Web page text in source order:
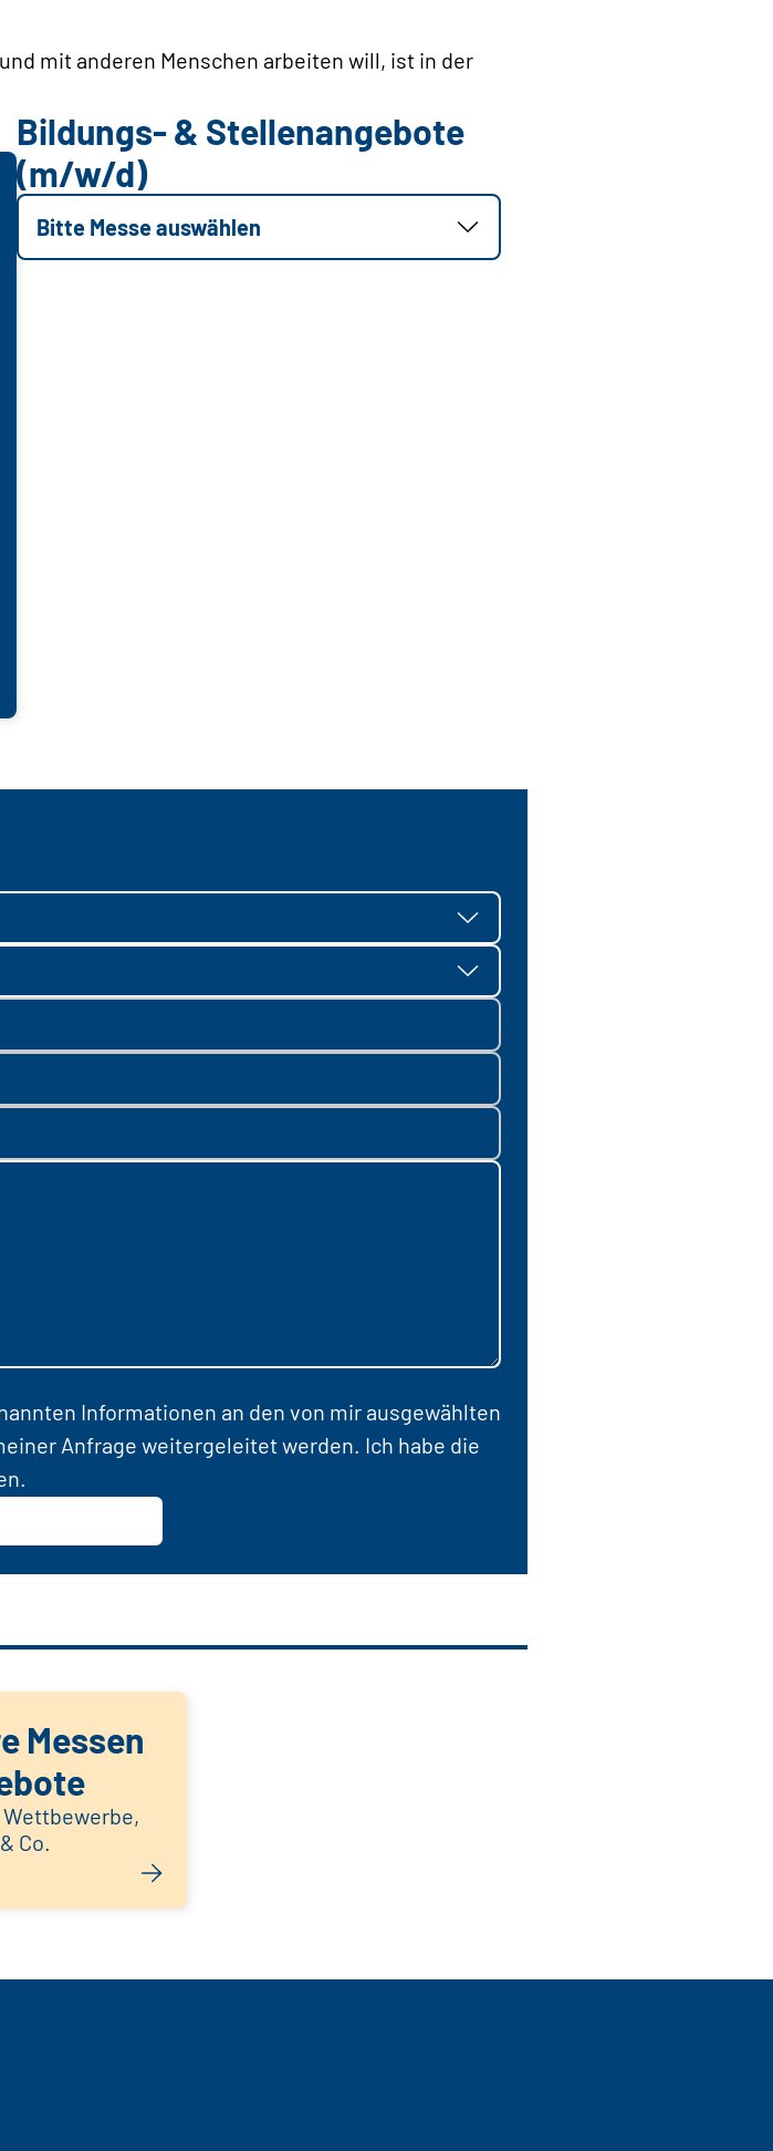
mit anderen Menschen arbeiten will, ist in der
Bildungs- & Stellenangebote
(m/w/d)
Bitte Messe auswählen
Informationen an den von mir ausgewählten
Anfrage weitergeleitet werden. Ich habe die
Messen
Co.